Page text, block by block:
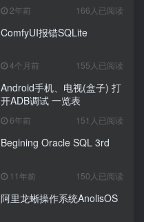
2年前 166人已阅读
ComfyUI报错SQLite
4个月前 155人已阅读
Android手机、电视(盒子) 打
开ADB调试 一览表
6年前 151人已阅读
Begining Oracle SQL 3rd
11年前 150人已阅读
阿里龙蜥操作系统AnolisOS